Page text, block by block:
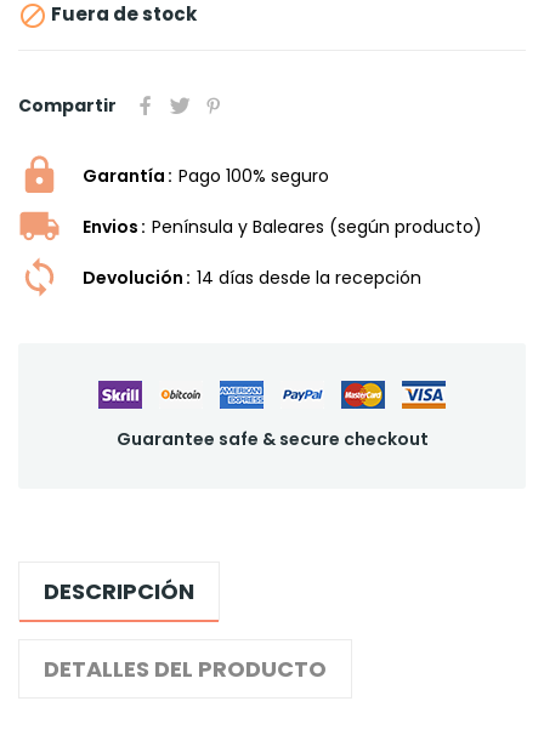
 Fuera de stock
Compartir
Garantía Pago 100% seguro
Envios Península y Baleares (según producto)
Devolución 14 dí­as desde la recepción
Guarantee safe & secure checkout
DESCRIPCIÓN
DETALLES DEL PRODUCTO